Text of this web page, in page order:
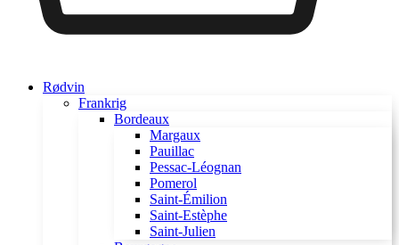
Rødvin
Frankrig
Bordeaux
Margaux
Pauillac
Pessac-Léognan
Pomerol
Saint-Émilion
Saint-Estèphe
Saint-Julien